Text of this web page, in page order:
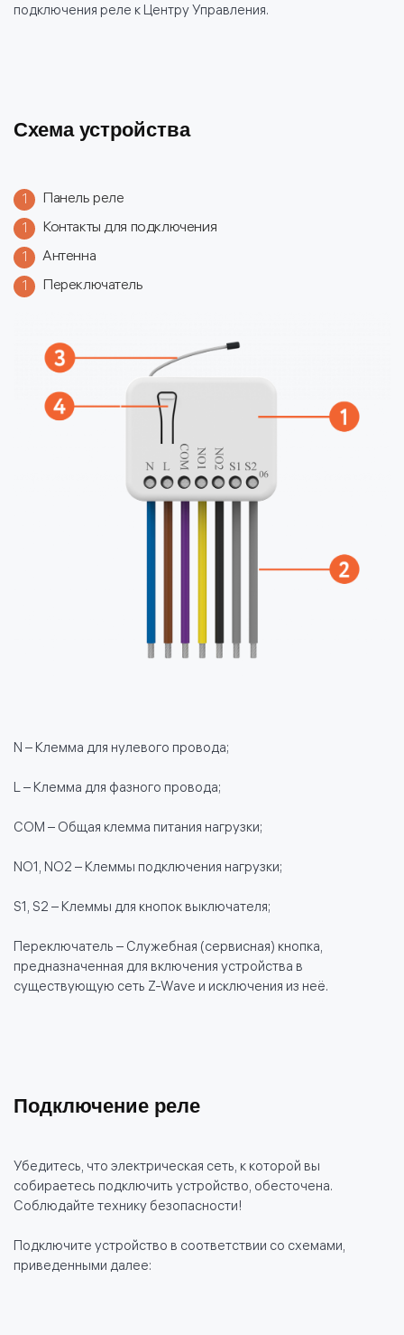
подключения реле к Центру Управления.
Схема устройства
1
Панель реле
1
Контакты для подключения
1
Антенна
1
Переключатель
N – Клемма для нулевого провода;
L – Клемма для фазного провода;
COM – Общая клемма питания нагрузки;
NO1, NO2 – Клеммы подключения нагрузки;
S1, S2 – Клеммы для кнопок выключателя;
Переключатель – Служебная (сервисная) кнопка,
предназначенная для включения устройства в
существующую сеть Z-Wave и исключения из неё.
Подключение реле
Убедитесь, что электрическая сеть, к которой вы
собираетесь подключить устройство, обесточена.
Соблюдайте технику безопасности!
Подключите устройство в соответствии со схемами,
приведенными далее: